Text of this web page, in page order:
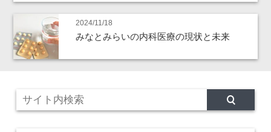
2024/11/18
みなとみらいの内科医療の現状と未来